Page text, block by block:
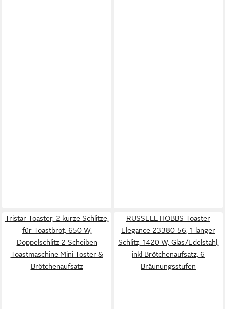
Tristar Toaster, 2 kurze Schlitze,
für Toastbrot, 650 W,
Doppelschlitz 2 Scheiben
Toastmaschine Mini Toster &
Brötchenaufsatz
RUSSELL HOBBS Toaster
Elegance 23380-56, 1 langer
Schlitz, 1420 W, Glas/Edelstahl,
inkl Brötchenaufsatz, 6
Bräunungsstufen